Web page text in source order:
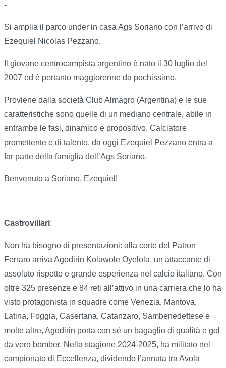
-
Si amplia il parco under in casa Ags Soriano con l’arrivo di
Ezequiel Nicolas Pezzano.
Il giovane centrocampista argentino è nato il 30 luglio del
2007 ed è pertanto maggiorenne da pochissimo.
Proviene dalla società Club Almagro (Argentina) e le sue
caratteristiche sono quelle di un mediano centrale, abile in
entrambe le fasi, dinamico e propositivo. Calciatore
promettente e di talento, da oggi Ezequiel Pezzano entra a
far parte della famiglia dell’Ags Soriano.
Benvenuto a Soriano, Ezequiel!
Castrovillari:
Non ha bisogno di presentazioni: alla corte del Patron
Ferraro arriva Agodirin Kolawole Oyelola, un attaccante di
assoluto rispetto e grande esperienza nel calcio italiano. Con
oltre 325 presenze e 84 reti all’attivo in una carriera che lo ha
visto protagonista in squadre come Venezia, Mantova,
Latina, Foggia, Casertana, Catanzaro, Sambenedettese e
molte altre, Agodirin porta con sé un bagaglio di qualità e gol
da vero bomber. Nella stagione 2024-2025, ha militato nel
campionato di Eccellenza, dividendo l’annata tra Avola